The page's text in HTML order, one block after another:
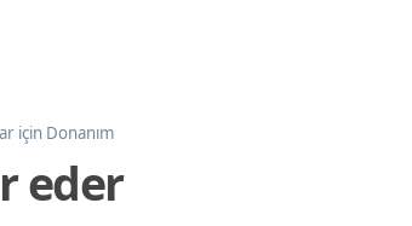
için Donanım
eder